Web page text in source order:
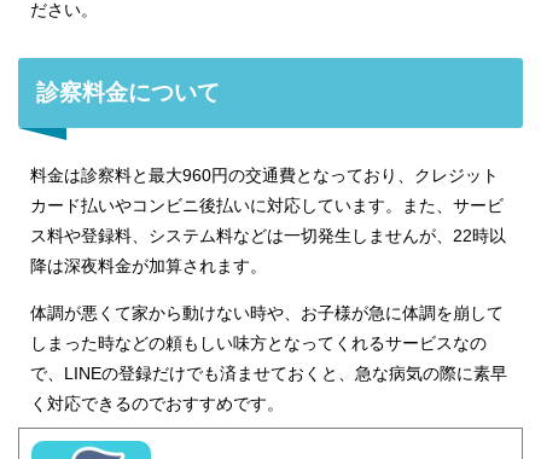
ださい。
診察料金について
料金は診察料と最大960円の交通費となっており、クレジット
カード払いやコンビニ後払いに対応しています。また、サービ
ス料や登録料、システム料などは一切発生しませんが、22時以
降は深夜料金が加算されます。
体調が悪くて家から動けない時や、お子様が急に体調を崩して
しまった時などの頼もしい味方となってくれるサービスなの
で、LINEの登録だけでも済ませておくと、急な病気の際に素早
く対応できるのでおすすめです。